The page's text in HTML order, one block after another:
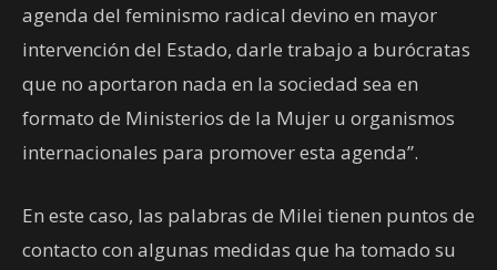
agenda del feminismo radical devino en mayor
intervención del Estado, darle trabajo a burócratas
que no aportaron nada en la sociedad sea en
formato de Ministerios de la Mujer u organismos
internacionales para promover esta agenda”.
En este caso, las palabras de Milei tienen puntos de
contacto con algunas medidas que ha tomado su